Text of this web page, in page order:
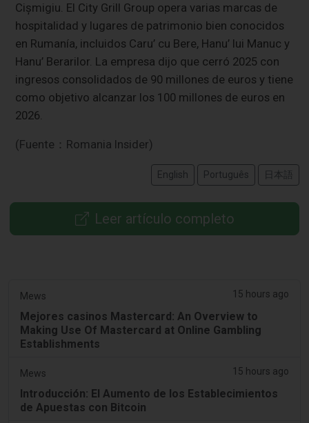
Cișmigiu. El City Grill Group opera varias marcas de
hospitalidad y lugares de patrimonio bien conocidos
en Rumanía, incluidos Caru’ cu Bere, Hanu’ lui Manuc y
Hanu’ Berarilor. La empresa dijo que cerró 2025 con
ingresos consolidados de 90 millones de euros y tiene
como objetivo alcanzar los 100 millones de euros en
2026.
(Fuente：Romania Insider)
English Português 日本語
Leer artículo completo
Mews 15 hours ago
Mejores casinos Mastercard: An Overview to
Making Use Of Mastercard at Online Gambling
Establishments
Mews 15 hours ago
Introducción: El Aumento de los Establecimientos
de Apuestas con Bitcoin